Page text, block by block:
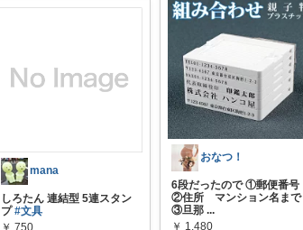
mana
しろたん 連結型 5連スタン
プ#文具
￥ 750
おなつ！
6段だったので ①郵便番号
②住所 マンション名まで
③旦那 ...
￥ 1,480